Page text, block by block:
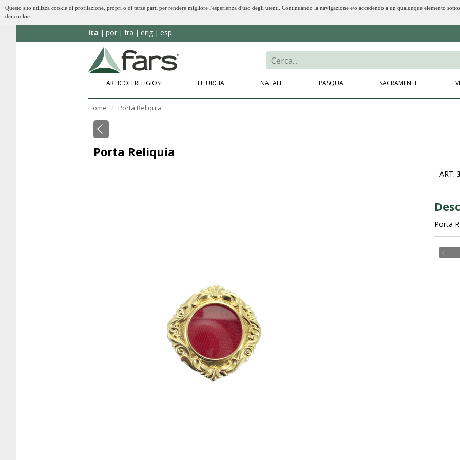
Questo sito utilizza cookie di profilazione, propri o di terze parti per rendere migliore l'esperienza d'uso degli utenti. Continuando la navigazione e/o accedendo a un qualunque elemento
dei cookie
ita por fra eng esp
ARTICOLI RELIGIOSI LITURGIA NATALE PASQUA SACRAMENTI
Home ⁄ Porta Reliquia
Porta Reliquia
ART:
Porta